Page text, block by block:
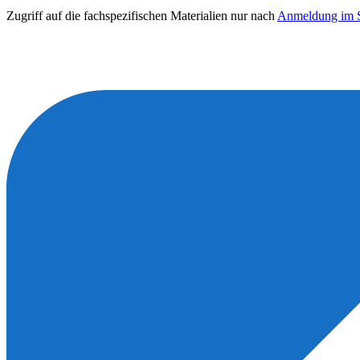
Zugriff auf die fachspezifischen Materialien nur nach Anmeldung im